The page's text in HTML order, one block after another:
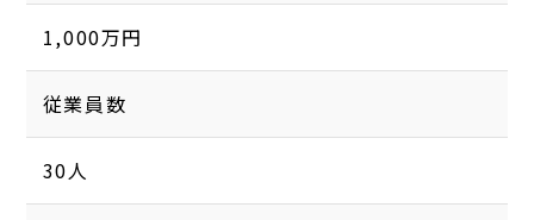
1,000万円
従業員数
30人